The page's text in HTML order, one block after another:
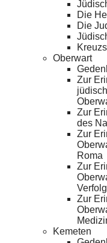
Die
Die
Oberwart
Zur
Zur
des
Zur
Roma
Zur
Zur
Kemeten